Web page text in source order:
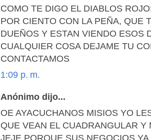
COMO TE DIGO EL DIABLOS
POR CIENTO CON LA PEÑA, QUE
DUEÑOS Y ESTAN VIENDO ESOS
CUALQUIER COSA DEJAME TU
CONTACTAMOS
1:09 p. m.
Anónimo dijo...
OE AYACUCHANOS MISIOS YO
QUE VEAN EL CUADRANGULAR Y
JEJE PORQUE SUS NEGOCIOS